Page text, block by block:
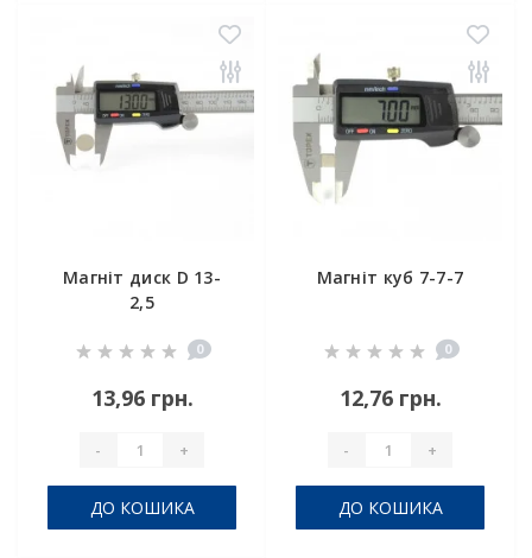
Магніт диск D 13-
2,5
0
13,96 грн.
- +
ДО КОШИКА
Магніт куб 7-7-7
0
12,76 грн.
- +
ДО КОШИКА